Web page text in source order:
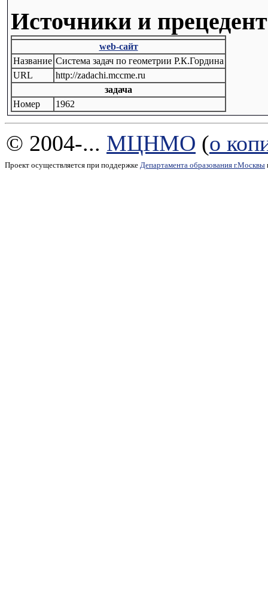
Источники и
web-сайт
Название Система задач по геометрии Р.К.Гордина
URL
http://zadachi.mccme.ru
задача
Номер
1962
© 2004-... МЦНМО (о
Проект осуществляется при поддержке Департамента образования г.Москвы